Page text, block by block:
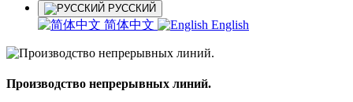
РУССКИЙ
简体中文 English
Производство непрерывных линий.